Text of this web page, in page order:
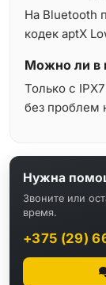
На Bluetooth
кодек aptX
Можно ли в
Только с
без проблем
Нужна
Звоните или
время.
+375 (29)